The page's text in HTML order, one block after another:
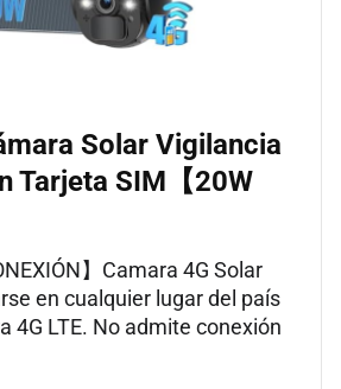
Solar Vigilancia
Tarjeta SIM【20W
】Camara 4G Solar
en cualquier lugar del país
4G LTE. No admite conexión